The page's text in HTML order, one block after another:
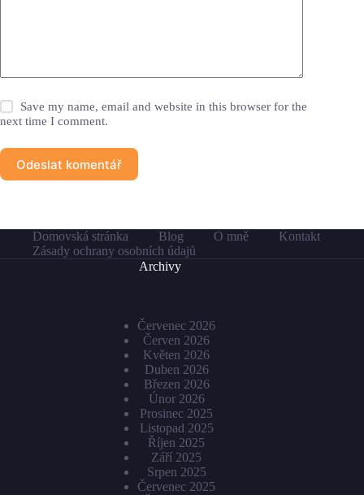
Save my name, email and website in this browser for the
next time I comment.
Odeslat komentář
Domovská stránka Blog O mně
Kontakt
Zásady ochrany osobních údajů
Archivy
Červenec 2026
Červen 2026
Květen 2026
Duben 2026
Březen 2026
Únor 2026
Prosinec 2025
Listopad 2025
Říjen 2025
Září 2025
Srpen 2025
Červenec 2025